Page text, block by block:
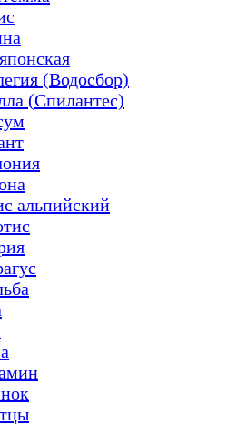
(Водосбор)
(Спилантес)
альпийский